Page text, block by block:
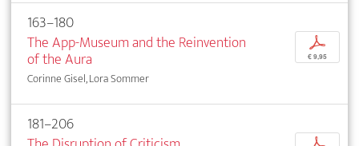
163–180
The App-Museum and the Reinvention
of the Aura
Corinne Gisel, Lora Sommer
p
€ 9,95
181–206